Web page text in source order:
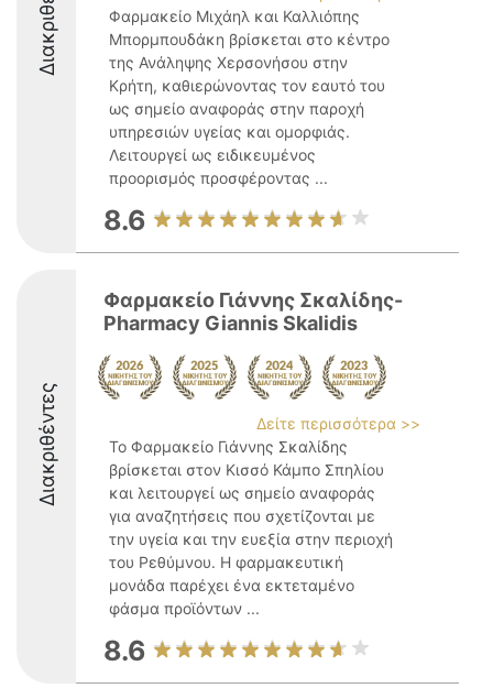
Φαρμακείο Μιχάηλ και Καλλιόπης
Μπορμπουδάκη βρίσκεται στο κέντρο
της Ανάληψης Χερσονήσου στην
Κρήτη, καθιερώνοντας τον εαυτό του
ως σημείο αναφοράς στην παροχή
υπηρεσιών υγείας και ομορφιάς.
Λειτουργεί ως ειδικευμένος
προορισμός προσφέροντας ...
8.6
Διακριθέντες
Φαρμακείο Γιάννης Σκαλίδης-
Pharmacy Giannis Skalidis
Δείτε περισσότερα >>
Το Φαρμακείο Γιάννης Σκαλίδης
βρίσκεται στον Κισσό Κάμπο Σπηλίου
και λειτουργεί ως σημείο αναφοράς
για αναζητήσεις που σχετίζονται με
την υγεία και την ευεξία στην περιοχή
του Ρεθύμνου. Η φαρμακευτική
μονάδα παρέχει ένα εκτεταμένο
φάσμα προϊόντων ...
8.6